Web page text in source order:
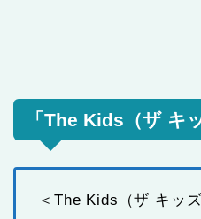
「The Kids（ザ キ
＜The Kids（ザ キッ